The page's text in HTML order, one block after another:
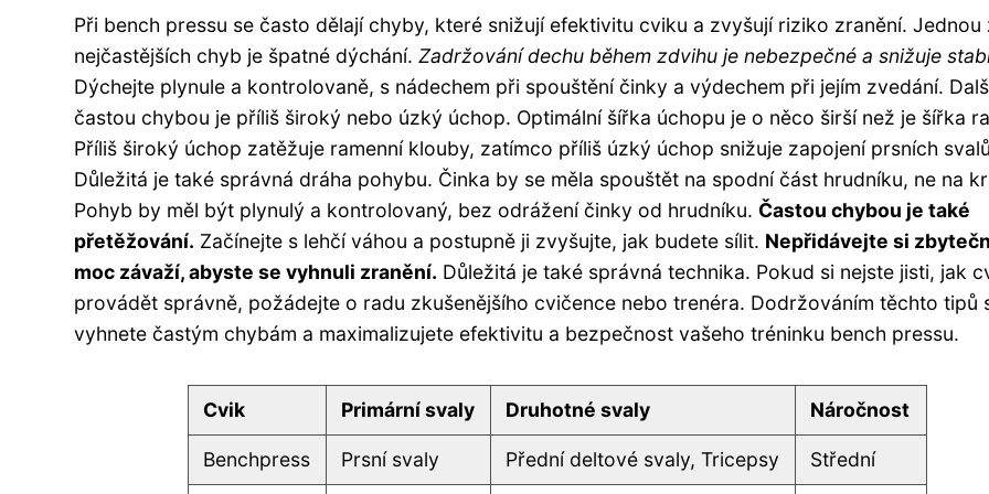
Při bench pressu se často dělají chyby, které snižují efektivitu cviku a zvyšují riziko zranění. Jednou
nejčastějších chyb je špatné dýchání. Zadržování dechu během zdvihu je nebezpečné a snižuje
Dýchejte plynule a kontrolovaně, s nádechem při spouštění činky a výdechem při jejím zvedání.
častou chybou je příliš široký nebo úzký úchop. Optimální šířka úchopu je o něco širší než je šířka
Příliš široký úchop zatěžuje ramenní klouby, zatímco příliš úzký úchop snižuje zapojení prsních
Důležitá je také správná dráha pohybu. Činka by se měla spouštět na spodní část hrudníku, ne na
Pohyb by měl být plynulý a kontrolovaný, bez odrážení činky od hrudníku. Častou chybou je také
přetěžování. Začínejte s lehčí váhou a postupně ji zvyšujte, jak budete sílit. Nepřidávejte si
moc závaží, abyste se vyhnuli zranění. Důležitá je také správná technika. Pokud si nejste jisti, jak
provádět správně, požádejte o radu zkušenějšího cvičence nebo trenéra. Dodržováním těchto tipů
vyhnete častým chybám a maximalizujete efektivitu a bezpečnost vašeho tréninku bench pressu.
Cvik Primární svaly Druhotné svaly Náročnost
Benchpress Prsní svaly Přední deltové svaly, Tricepsy Střední